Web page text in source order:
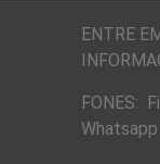
ENTRE
FONES: